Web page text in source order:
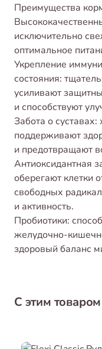
Преимущества
исключительно
оптимальное
Укрепление
состояния:
усиливают
и способствуют
Забота о
поддерживают
и предотвращают
Антиоксидантная
оберегают клетки
свободных
и активность.
Пробиотики:
желудочно-
здоровый баланс
С этим